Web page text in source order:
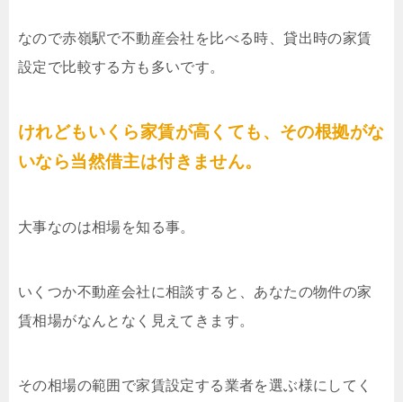
なので赤嶺駅で不動産会社を比べる時、貸出時の家賃
設定で比較する方も多いです。
けれどもいくら家賃が高くても、その根拠がな
いなら当然借主は付きません。
大事なのは相場を知る事。
いくつか不動産会社に相談すると、あなたの物件の家
賃相場がなんとなく見えてきます。
その相場の範囲で家賃設定する業者を選ぶ様にしてく